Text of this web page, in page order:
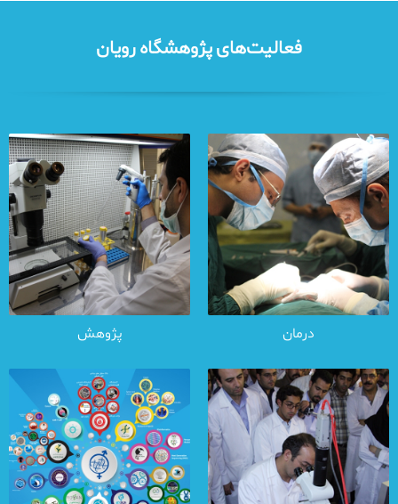
فعالیت‌های پژوهشگاه رویان
درمان پژوهش